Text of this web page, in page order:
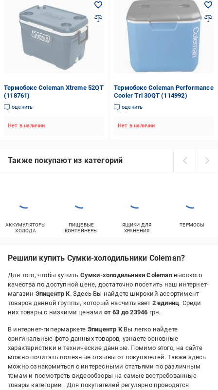
Термобокс Coleman Xtreme 52QT
(118761)
оценить
Нет в наличии
Термобокс Coleman Performance
Cooler Tri 30QT (114992)
оценить
Нет в наличии
Также покупают из категорий
АККУМУЛЯТОРЫ
ХОЛОДА
ПИЩЕВЫЕ
КОНТЕЙНЕРЫ
ЯЩИКИ ДЛЯ
ХРАНЕНИЯ
ТЕРМОСЫ
Решили купить Сумки-холодильники Coleman?
Для того, чтобы купить Сумки-холодильники Colemanвысокого
качества по доступной цене, достаточно посетить наш интернет-
магазин Эпицентр К. Здесь Вы найдете широкий ассортимент
товаров данной группы, который насчитывает 2 единиц. Среди
них товары с низкими ценами от 63 до 23946 грн.
В интернет-гипермаркете Эпицентр КВы легко найдете
оригинальные фото данных товаров, узнаете основные
характеристики и технические данные. Помимо этого, на сайте
можно почитать полезные отзывы от покупателей. Также здесь
можно ознакомиться с интересными статьями по различным
темам и посмотреть видеообзоры на самые востребованные
товары категории . Для покупателей регулярно проводятся